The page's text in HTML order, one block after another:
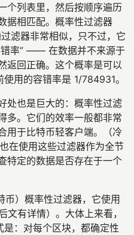
个列表里，然后按顺序遍历
据相匹配。概率性过滤器
滤器非常相似，只不过，它
率” —— 在数据并不来源于
返回正确。这个概率是可以
用的容错率是 1/784931。
处也是巨大的：概率性过滤
多。它们的效率一般都非常
用于比特币轻客户端。（冷
在使用这些过滤器作为全节
特定的数据是否存在于一个
币）概率性过滤器，它使用
有详情）。大体上来看，
：对每个区块，都确定性